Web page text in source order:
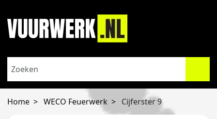
Home WECO Feuerwerk Cijferster 9